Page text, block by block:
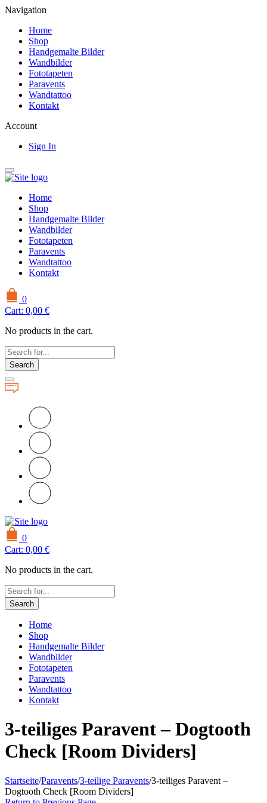
Navigation
Home
Shop
Handgemalte Bilder
Wandbilder
Fototapeten
Paravents
Wandtattoo
Kontakt
Account
Sign In
Home
Shop
Handgemalte Bilder
Wandbilder
Fototapeten
Paravents
Wandtattoo
Kontakt
0
Cart: 0,00 €
No products in the cart.
Search
0
Cart: 0,00 €
No products in the cart.
Search
Home
Shop
Handgemalte Bilder
Wandbilder
Fototapeten
Paravents
Wandtattoo
Kontakt
3-teiliges Paravent – Dogtooth
Check [Room Dividers]
Startseite/Paravents/3-teilige Paravents/3-teiliges Paravent –
Dogtooth Check [Room Dividers]